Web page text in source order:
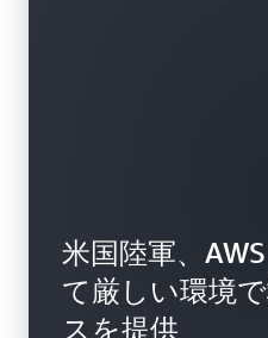
米国陸軍、
て厳しい環境
スを提供